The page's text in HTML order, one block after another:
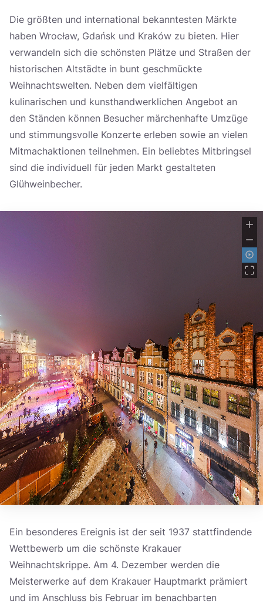
Die größten und international bekanntesten Märkte
haben Wrocław, Gdańsk und Kraków zu bieten. Hier
verwandeln sich die schönsten Plätze und Straßen der
historischen Altstädte in bunt geschmückte
Weihnachtswelten. Neben dem vielfältigen
kulinarischen und kunsthandwerklichen Angebot an
den Ständen können Besucher märchenhafte Umzüge
und stimmungsvolle Konzerte erleben sowie an vielen
Mitmachaktionen teilnehmen. Ein beliebtes Mitbringsel
sind die individuell für jeden Markt gestalteten
Glühweinbecher.
Ein besonderes Ereignis ist der seit 1937 stattfindende
Wettbewerb um die schönste Krakauer
Weihnachtskrippe. Am 4. Dezember werden die
Meisterwerke auf dem Krakauer Hauptmarkt prämiert
und im Anschluss bis Februar im benachbarten